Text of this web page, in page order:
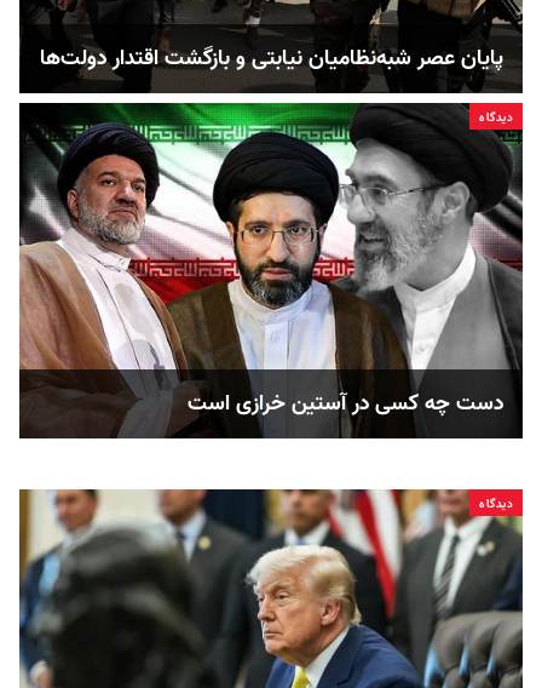
پایان عصر شبه‌نظامیان نیابتی و بازگشت اقتدار دولت‌ها
دیدگاه
دست چه کسی در آستین خرازی است
دیدگاه